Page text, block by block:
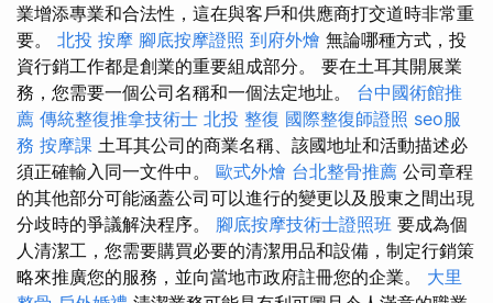
業增添專業和合法性，這在與客戶和供應商打交道時非常重
要。 北投 按摩 腳底按摩證照 到府外燴 無論哪種方式，投
資行銷工作都是創業的重要組成部分。 要在土耳其開展業
務，您需要一個公司名稱和一個法定地址。 台中國術館推
薦 傳統整復推拿技術士 北投 整復 國際整復師證照 seo服
務 按摩課 土耳其公司的商業名稱、該國地址和活動描述必
須正確輸入同一文件中。 歐式外燴 台北整骨推薦 公司章程
的其他部分可能涵蓋公司可以進行的變更以及股東之間出現
分歧時的爭議解決程序。 腳底按摩技術士證照班 要成為個
人清潔工，您需要購買必要的清潔用品和設備，制定行銷策
略來推廣您的服務，並向當地市政府註冊您的企業。 大里